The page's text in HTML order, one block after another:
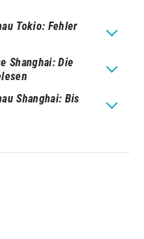
Tokio: Fehler
Shanghai: Die
Shanghai: Bis